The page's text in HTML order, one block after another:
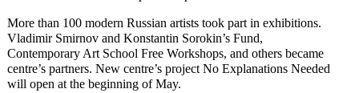
More than 100 modern Russian artists took part in exhibitions.
Vladimir Smirnov and Konstantin Sorokin’s Fund,
Contemporary Art School Free Workshops, and others became
centre’s partners. New centre’s project No Explanations Needed
will open at the beginning of May.